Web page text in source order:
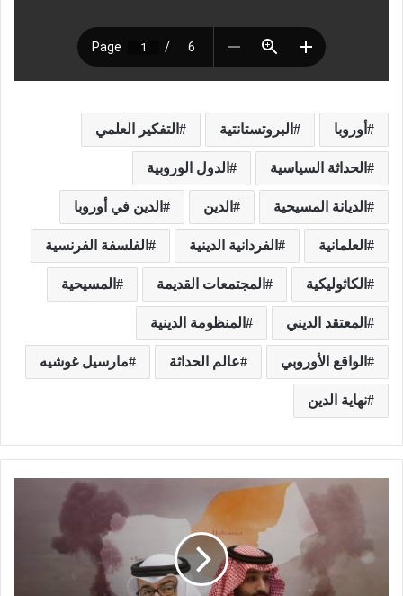
أوروبا البروتستانتية التفكير العلمي
الحداثة السياسية الدول الوروبية
الديانة المسيحية الدين الدين في أوروبا
العلمانية الفردانية الدينية الفلسفة الفرنسية
الكاثوليكية المجتمعات القديمة المسيحية
المعتقد الديني المنظومة الدينية
الواقع الأوروبي عالم الحداثة مارسيل غوشيه
نهاية الدين